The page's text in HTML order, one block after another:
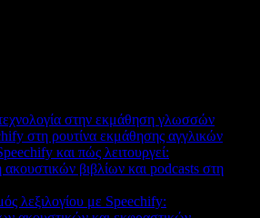
στην εκμάθηση γλωσσών
στη ρουτίνα εκμάθησης αγγλικών
και πώς λειτουργεί:
ακουστικών βιβλίων και podcasts στη
λεξιλογίου με Speechify: